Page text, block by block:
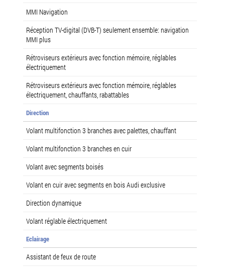
MMI Navigation
Réception TV-digital (DVB-T) seulement ensemble: navigation
MMI plus
Rétroviseurs extérieurs avec fonction mémoire, réglables
électriquement
Rétroviseurs extérieurs avec fonction mémoire, réglables
électriquement, chauffants, rabattables
Direction
Volant multifonction 3 branches avec palettes, chauffant
Volant multifonction 3 branches en cuir
Volant avec segments boisés
Volant en cuir avec segments en bois Audi exclusive
Direction dynamique
Volant réglable électriquement
Eclairage
Assistant de feux de route